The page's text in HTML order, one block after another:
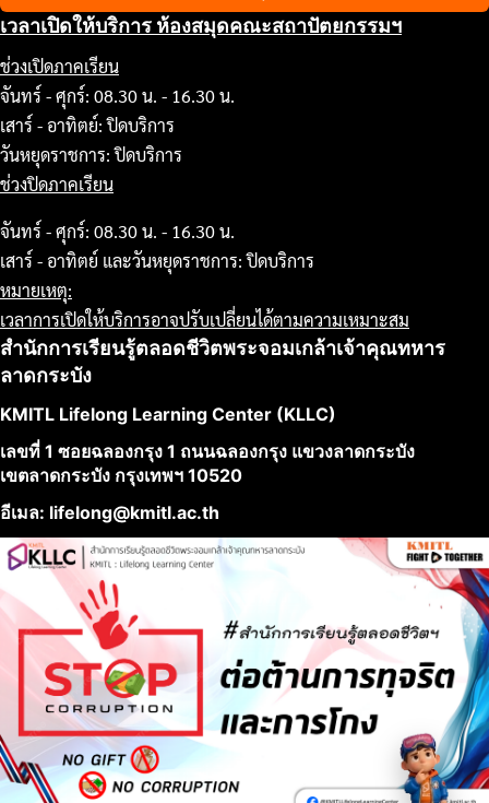
เวลาเปิดให้บริการ ห้องสมุดคณะสถาปัตยกรรมฯ
ช่วงเปิดภาคเรียน
จันทร์ - ศุกร์: 08.30 น. - 16.30 น.
เสาร์ - อาทิตย์: ปิดบริการ
วันหยุดราชการ: ปิดบริการ
ช่วงปิดภาคเรียน
จันทร์ - ศุกร์: 08.30 น. - 16.30 น.
เสาร์ - อาทิตย์ และวันหยุดราชการ: ปิดบริการ
หมายเหตุ:
เวลาการเปิดให้บริการอาจปรับเปลี่ยนได้ตามความเหมาะสม
สำนักการเรียนรู้ตลอดชีวิตพระจอมเกล้าเจ้าคุณทหาร
ลาดกระบัง
KMITL Lifelong Learning Center (KLLC)
เลขที่ 1 ซอยฉลองกรุง 1 ถนนฉลองกรุง แขวงลาดกระบัง
เขตลาดกระบัง กรุงเทพฯ 10520
อีเมล: lifelong@kmitl.ac.th